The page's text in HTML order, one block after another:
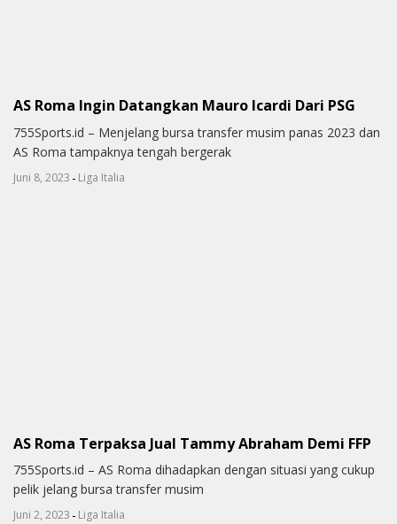
AS Roma Ingin Datangkan Mauro Icardi Dari PSG
755Sports.id – Menjelang bursa transfer musim panas 2023 dan
AS Roma tampaknya tengah bergerak
Juni 8, 2023 - Liga Italia
AS Roma Terpaksa Jual Tammy Abraham Demi FFP
755Sports.id – AS Roma dihadapkan dengan situasi yang cukup
pelik jelang bursa transfer musim
Juni 2, 2023 - Liga Italia